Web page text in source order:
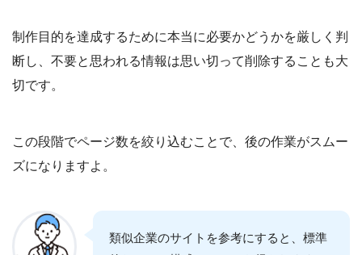
制作目的を達成するために本当に必要かどうかを厳しく判
断し、不要と思われる情報は思い切って削除することも大
切です。
この段階でページ数を絞り込むことで、後の作業がスムー
ズになりますよ。
類似企業のサイトを参考にすると、標準